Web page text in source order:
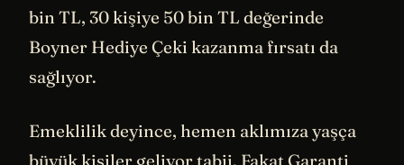
bin TL, 30 kişiye 50 bin TL değerinde
Boyner Hediye Çeki kazanma fırsatı da
sağlıyor.
Emeklilik deyince, hemen aklımıza yaşça
büyük kişiler geliyor tabii. Fakat Garanti